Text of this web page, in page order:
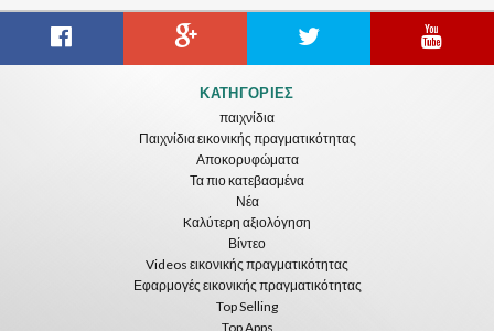
Cowboy VR
IDC Games
Δωρεάν Δωρεάν
ΚΑΤΗΓΟΡΊΕΣ
παιχνίδια
Παιχνίδια εικονικής πραγματικότητας
Αποκορυφώματα
Τα πιο κατεβασμένα
Νέα
Kαλύτερη αξιολόγηση
Βίντεο
Videos εικονικής πραγματικότητας
Εφαρμογές εικονικής πραγματικότητας
Top Selling
Top Apps